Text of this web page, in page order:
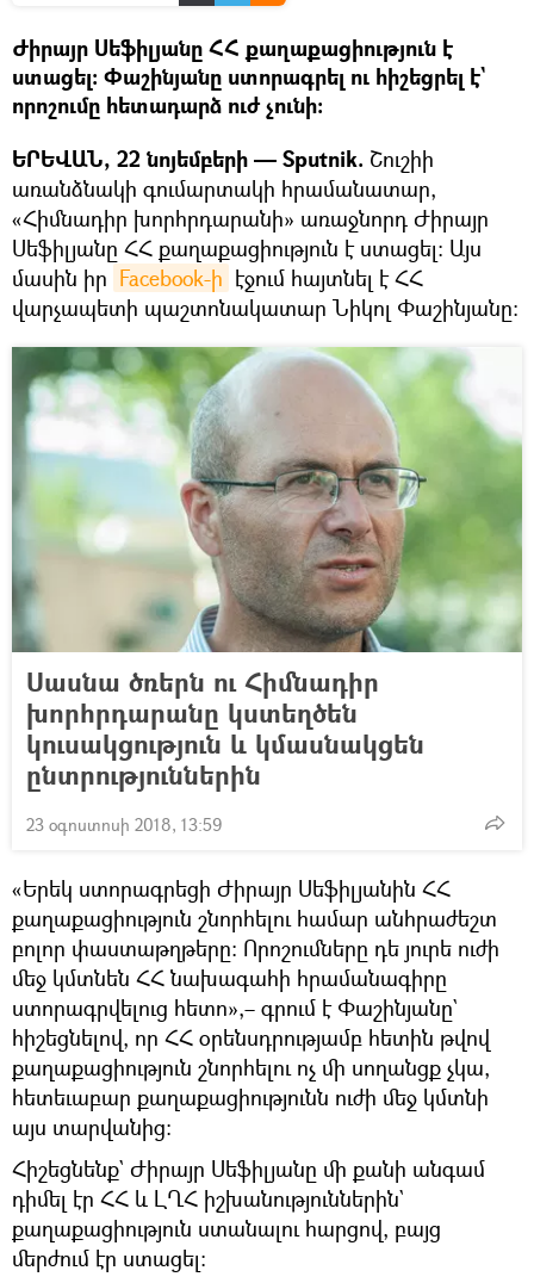
Ժիրայր Սեֆիլյանը ՀՀ քաղաքացիություն է
ստացել։ Փաշինյանը ստորագրել ու հիշեցրել է`
որոշումը հետադարձ ուժ չունի։
ԵՐԵՎԱՆ, 22 նոյեմբերի — Sputnik. Շուշիի
առանձնակի գումարտակի հրամանատար,
«Հիմնադիր խորհրդարանի» առաջնորդ Ժիրայր
Սեֆիլյանը ՀՀ քաղաքացիություն է ստացել։ Այս
մասին իր Facebook-ի էջում հայտնել է ՀՀ
վարչապետի պաշտոնակատար Նիկոլ Փաշինյանը։
Սասնա ծռերն ու Հիմնադիր
խորհրդարանը կստեղծեն
կուսակցություն և կմասնակցեն
ընտրություններին
23 օգոստոսի 2018, 13:59
«Երեկ ստորագրեցի Ժիրայր Սեֆիլյանին ՀՀ
քաղաքացիություն շնորհելու համար անհրաժեշտ
բոլոր փաստաթղթերը: Որոշումները դե յուրե ուժի
մեջ կմտնեն ՀՀ նախագահի հրամանագիրը
ստորագրվելուց հետո»,– գրում է Փաշինյանը`
հիշեցնելով, որ ՀՀ օրենսդրությամբ հետին թվով
քաղաքացիություն շնորհելու ոչ մի սողանցք չկա,
հետեւաբար քաղաքացիությունն ուժի մեջ կմտնի
այս տարվանից:
Հիշեցնենք` Ժիրայր Սեֆիլյանը մի քանի անգամ
դիմել էր ՀՀ և ԼՂՀ իշխանություններին`
քաղաքացիություն ստանալու հարցով, բայց
մերժում էր ստացել։